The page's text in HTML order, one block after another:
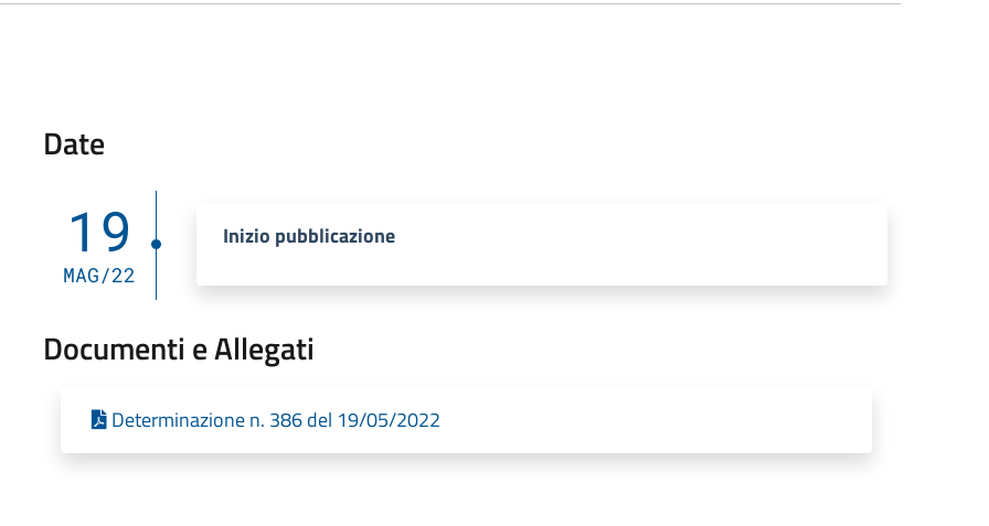
Date
19
MAG/22
Inizio pubblicazione
Documenti e Allegati
Determinazione n. 386 del 19/05/2022